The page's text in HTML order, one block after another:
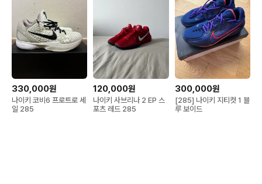
330,000원
나이키 코비6 프로트로 세
일 285
120,000원
나이키 사브리나 2 EP 스
포츠 레드 285
300,000원
[285] 나이키 지티컷 1 블
루 보이드